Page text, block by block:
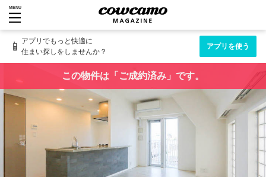
MENU
📱 アプリでもっと快適に
住まい探しをしませんか？
アプリを使う
この物件は「ご成約済み」です。